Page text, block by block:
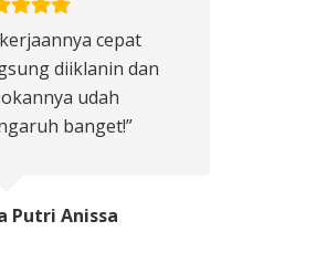
cepat
diiklanin dan
udah
banget!”
Putri Anissa